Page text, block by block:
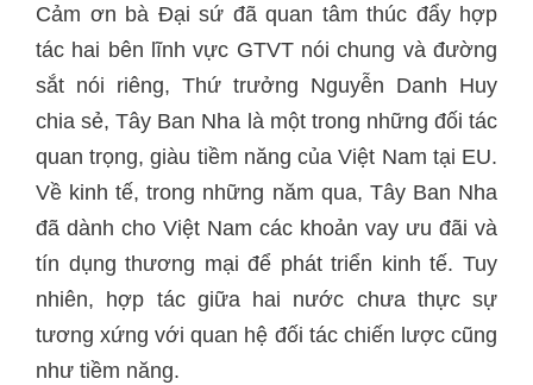
Cảm ơn bà Đại sứ đã quan tâm thúc đẩy hợp
tác hai bên lĩnh vực GTVT nói chung và đường
sắt nói riêng, Thứ trưởng Nguyễn Danh Huy
chia sẻ, Tây Ban Nha là một trong những đối tác
quan trọng, giàu tiềm năng của Việt Nam tại EU.
Về kinh tế, trong những năm qua, Tây Ban Nha
đã dành cho Việt Nam các khoản vay ưu đãi và
tín dụng thương mại để phát triển kinh tế. Tuy
nhiên, hợp tác giữa hai nước chưa thực sự
tương xứng với quan hệ đối tác chiến lược cũng
như tiềm năng.